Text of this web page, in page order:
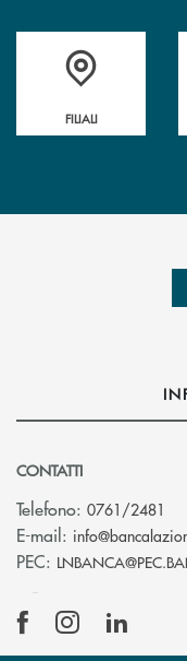
Trova la filiale più vicina
FILIALI
CONTATTI
Telefono: 0761/2481
E-mail:
PEC: